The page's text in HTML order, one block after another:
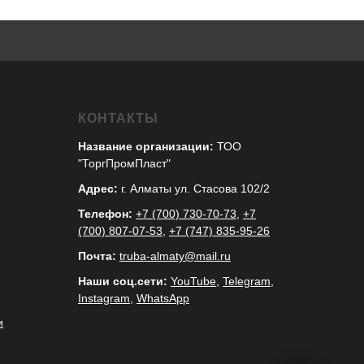
КОНТАКТЫ
Название организации: ТОО
"ТоргПромПласт"
Адрес: г. Алматы ул. Стасова 102/2
Телефон: +7 (700) 730-70-73, +7
(700) 807-07-53, +7 (747) 835-95-26
Почта: truba-almaty@mail.ru
Наши соц.сети: YouTube, Telegram,
Instagram, WhatsApp